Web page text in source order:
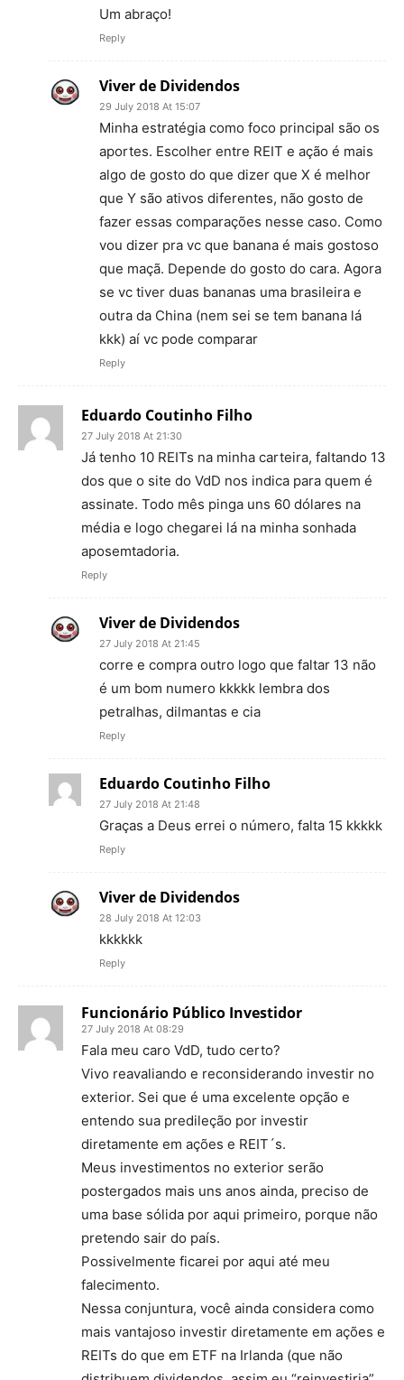
Um abraço!
Reply
Viver de Dividendos
29 July 2018 At 15:07
Minha estratégia como foco principal são os
aportes. Escolher entre REIT e ação é mais
algo de gosto do que dizer que X é melhor
que Y são ativos diferentes, não gosto de
fazer essas comparações nesse caso. Como
vou dizer pra vc que banana é mais gostoso
que maçã. Depende do gosto do cara. Agora
se vc tiver duas bananas uma brasileira e
outra da China (nem sei se tem banana lá
kkk) aí vc pode comparar
Reply
Eduardo Coutinho Filho
27 July 2018 At 21:30
Já tenho 10 REITs na minha carteira, faltando 13
dos que o site do VdD nos indica para quem é
assinate. Todo mês pinga uns 60 dólares na
média e logo chegarei lá na minha sonhada
aposemtadoria.
Reply
Viver de Dividendos
27 July 2018 At 21:45
corre e compra outro logo que faltar 13 não
é um bom numero kkkkk lembra dos
petralhas, dilmantas e cia
Reply
Eduardo Coutinho Filho
27 July 2018 At 21:48
Graças a Deus errei o número, falta 15 kkkkk
Reply
Viver de Dividendos
28 July 2018 At 12:03
kkkkkk
Reply
Funcionário Público Investidor
27 July 2018 At 08:29
Fala meu caro VdD, tudo certo?
Vivo reavaliando e reconsiderando investir no
exterior. Sei que é uma excelente opção e
entendo sua predileção por investir
diretamente em ações e REIT´s.
Meus investimentos no exterior serão
postergados mais uns anos ainda, preciso de
uma base sólida por aqui primeiro, porque não
pretendo sair do país.
Possivelmente ficarei por aqui até meu
falecimento.
Nessa conjuntura, você ainda considera como
mais vantajoso investir diretamente em ações e
REITs do que em ETF na Irlanda (que não